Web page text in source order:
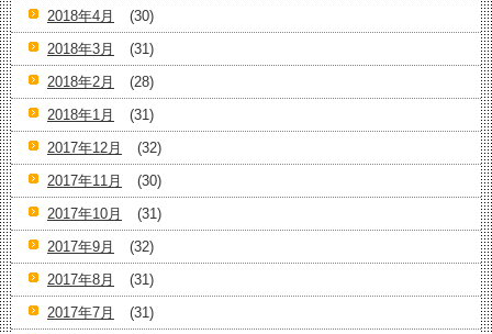
2018年4月
(30)
2018年3月
(31)
2018年2月
(28)
2018年1月
(31)
2017年12月
(32)
2017年11月
(30)
2017年10月
(31)
2017年9月
(32)
2017年8月
(31)
2017年7月
(31)